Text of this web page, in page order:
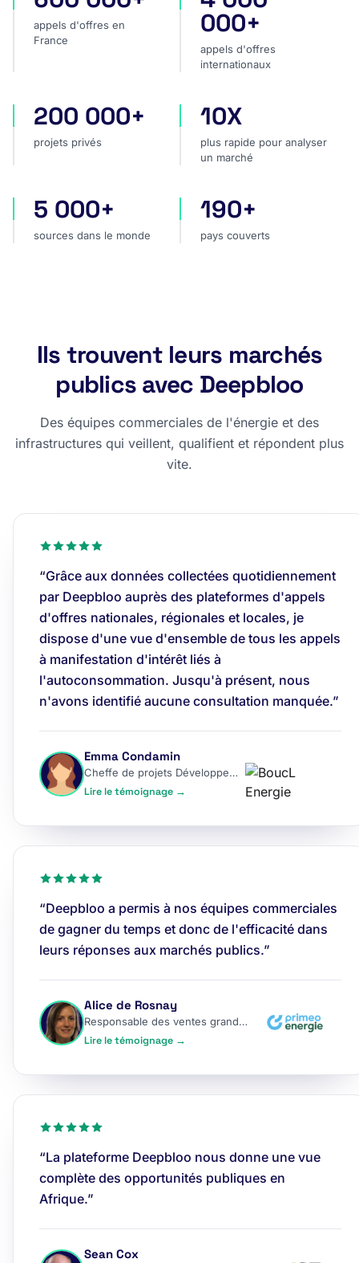
appels d'offres en
France
000+
appels d'offres
internationaux
projets privés
200 000+
projets privés
plus rapide pour analyser
10X
plus rapide pour analyser
un marché
sources dans le monde
5 000+
sources dans le monde
pays couverts
190+
pays couverts
Ils trouvent leurs marchés
publics avec Deepbloo
Des équipes commerciales de l'énergie et des
infrastructures qui veillent, qualifient et répondent plus
vite.
“Grâce aux données collectées quotidiennement
par Deepbloo auprès des plateformes d'appels
d'offres nationales, régionales et locales, je
dispose d'une vue d'ensemble de tous les appels
à manifestation d'intérêt liés à
l'autoconsommation. Jusqu'à présent, nous
n'avons identifié aucune consultation manquée.”
Emma Condamin
Cheffe de projets Développement
Lire le témoignage →
“Deepbloo a permis à nos équipes commerciales
de gagner du temps et donc de l'efficacité dans
leurs réponses aux marchés publics.”
Alice de Rosnay
Responsable des ventes grands comptes
Lire le témoignage →
“La plateforme Deepbloo nous donne une vue
complète des opportunités publiques en
Afrique.”
Sean Cox